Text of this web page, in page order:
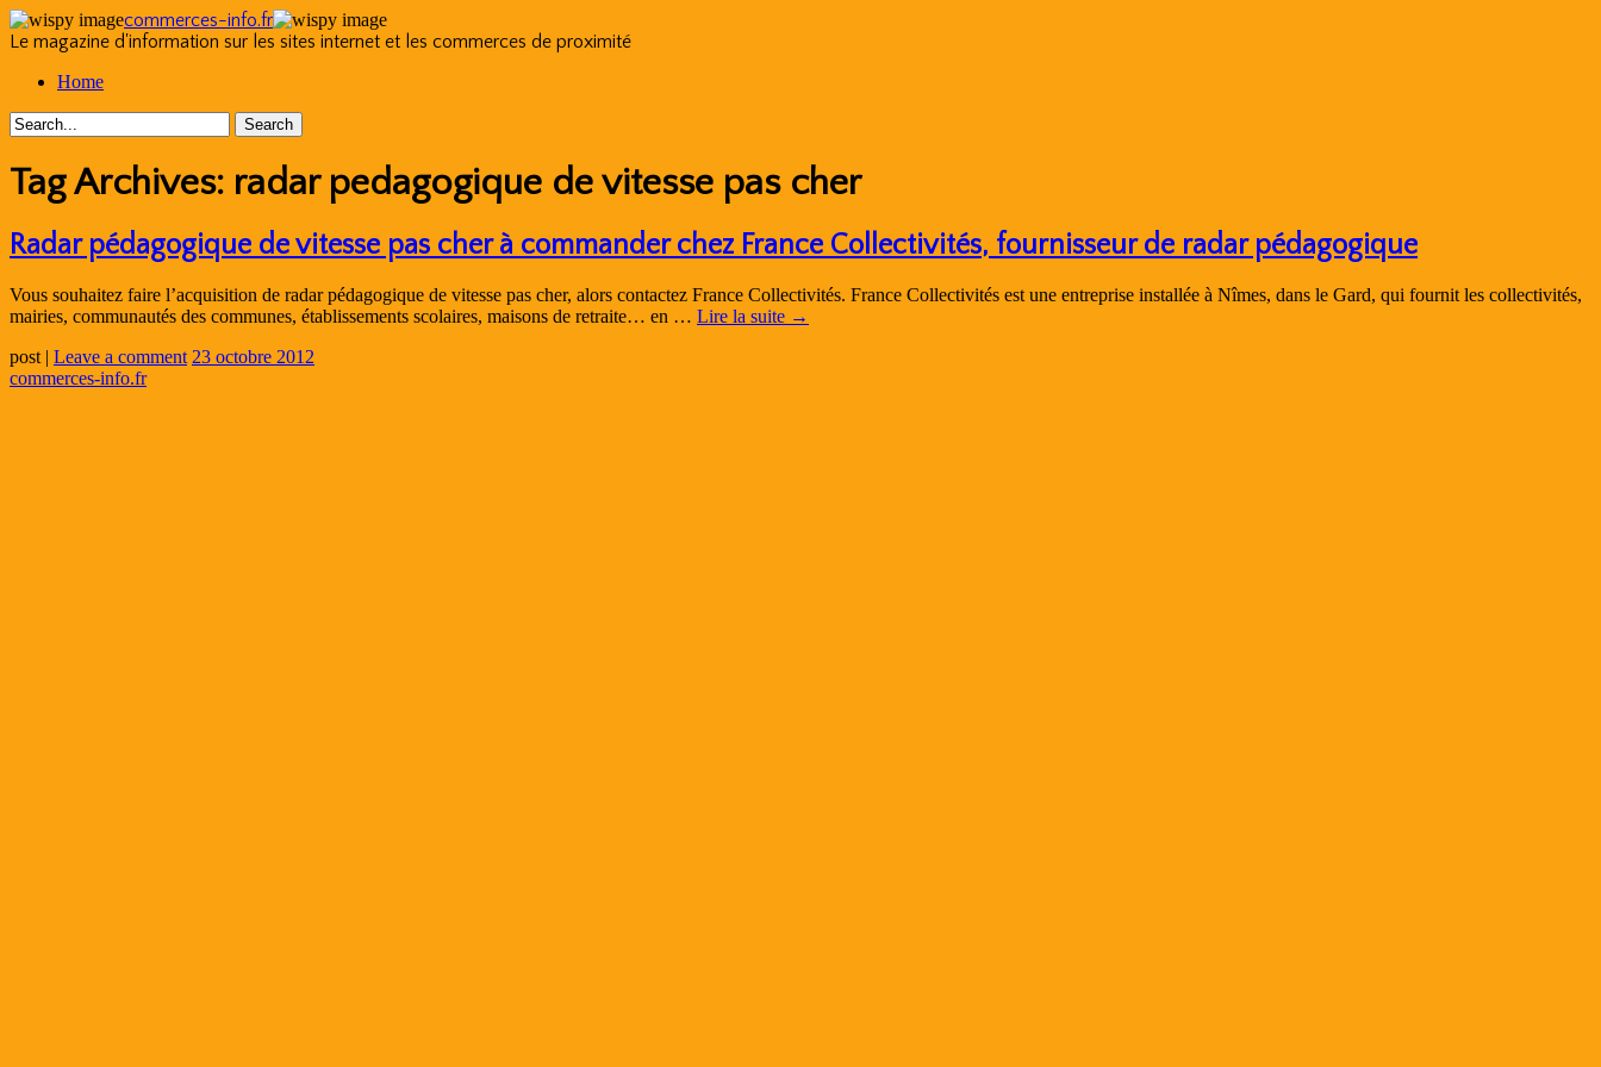
commerces-info.fr
Le magazine d'information sur les sites internet et les commerces de proximité
Skip
content
Home
Tag Archives: radar pedagogique de vitesse pas cher
Radar pédagogique de vitesse pas cher à commander chez France Collectivités, fournisseur de radar pédagogique
Vous souhaitez faire l’acquisition de radar pédagogique de vitesse pas cher, alors contactez France Collectivités. France Collectivités est une entreprise installée à Nîmes, dans le Gard, qui fournit les collectivités,
mairies, communautés des communes, établissements scolaires, maisons de retraite… en … Lire la suite →
post | Leave a comment 23 octobre 2012
commerces-info.fr